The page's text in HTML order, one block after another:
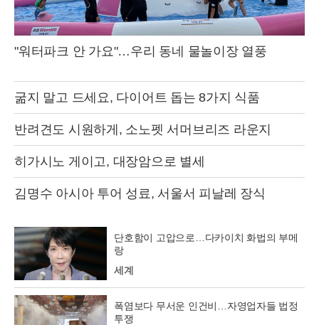
"워터파크 안 가요"…우리 동네 물놀이장 열풍
굶지 말고 드세요, 다이어트 돕는 8가지 식품
반려견도 시원하게, 소노펫 서머브리즈 라운지
히가시노 게이고, 대장암으로 별세
김명수 아시아 투어 성료, 서울서 피날레 장식
단호함이 고압으로…다카이치 화법의 부메
랑
세계
폭염보다 무서운 인건비…자영업자들 법정
투쟁